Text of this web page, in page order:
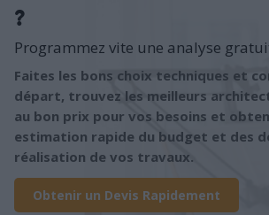
?
Programmez vite une analyse
Faites les bons choix techniques et
départ, trouvez les meilleurs
au bon prix pour vos besoins et
estimation rapide du budget et des
réalisation de vos travaux.
Obtenir un Devis Rapidement